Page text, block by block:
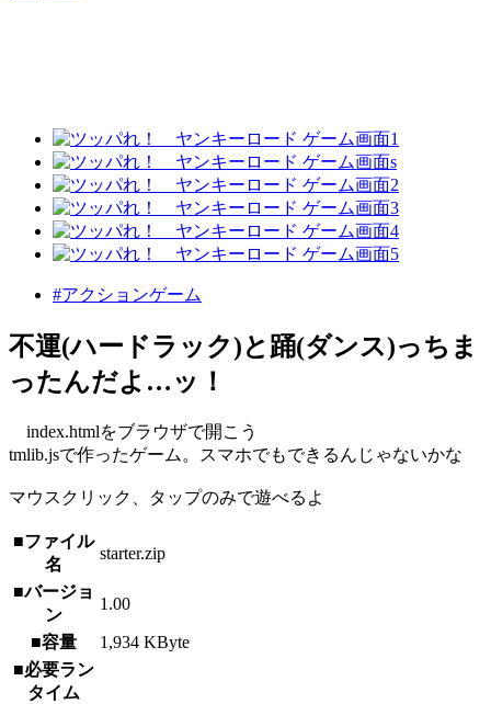
#アクションゲーム
不運(ハードラック)と踊(ダンス)っちま
ったんだよ…ッ！
index.htmlをブラウザで開こう
tmlib.jsで作ったゲーム。スマホでもできるんじゃないかな
マウスクリック、タップのみで遊べるよ
■ファイル
名
starter.zip
■バージョ
ン
1.00
■容量
1,934 KByte
■必要ラン
タイム